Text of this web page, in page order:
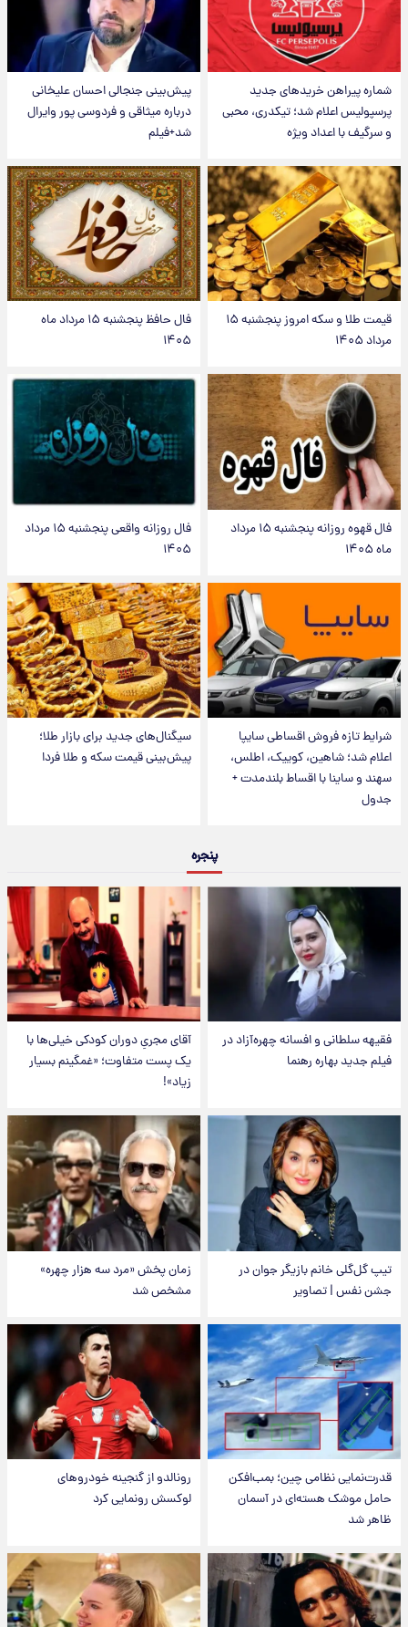
شماره پیراهن خریدهای جدید
پرسپولیس اعلام شد؛ تیکدری، محبی
و سرگیف با اعداد ویژه
پیش‌بینی جنجالی احسان علیخانی
درباره میثاقی و فردوسی پور وایرال
شد+فیلم
قیمت طلا و سکه امروز پنجشنبه ۱۵
مرداد ۱۴۰۵
فال حافظ پنجشنبه ۱۵ مرداد ماه
۱۴۰۵
فال قهوه روزانه پنجشنبه ۱۵ مرداد
ماه ۱۴۰۵
فال روزانه واقعی پنجشنبه ۱۵ مرداد
۱۴۰۵
شرایط تازه فروش اقساطی سایپا
اعلام شد؛ شاهین، کوییک، اطلس،
سهند و ساینا با اقساط بلندمدت +
جدول
سیگنال‌های جدید برای بازار طلا؛
پیش‌بینی قیمت سکه و طلا فردا
پنجره
فقیهه سلطانی و افسانه چهره‌آزاد در
فیلم جدید بهاره رهنما
آقای مجریِ دوران کودکی خیلی‌ها با
یک پست متفاوت؛ «غمگینم بسیار
زیاد»!
تیپ گل‌گلی خانم بازیگر جوان در
جشن نفس | تصاویر
زمان پخش «مرد سه هزار چهره»
مشخص شد
قدرت‌نمایی نظامی چین؛ بمب‌افکن
حامل موشک هسته‌ای در آسمان
ظاهر شد
رونالدو از گنجینه خودروهای
لوکسش رونمایی کرد